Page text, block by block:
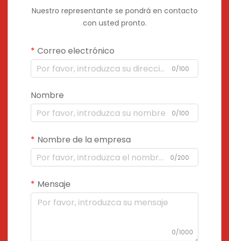
Nuestro representante se pondrá en contacto
con usted pronto.
Correo electrónico
0/100
Nombre
0/100
Nombre de la empresa
0/200
Mensaje
0/1000